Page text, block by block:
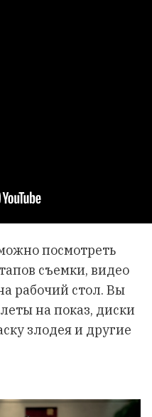
посмотреть
съемки, видео
рабочий стол. Вы
на показ, диски
злодея и другие